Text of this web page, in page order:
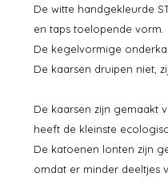
De witte handgekleurde
en taps toelopende vorm.
De kegelvormige
De kaarsen druipen niet,
De kaarsen zijn gemaakt
heeft de kleinste
De katoenen lonten zijn
omdat er minder deeltjes